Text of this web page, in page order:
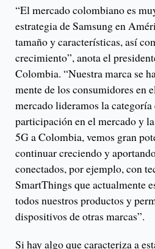
“El mercado colombiano es
estrategia de Samsung en
tamaño y características, así
crecimiento”, anota el
Colombia. “Nuestra marca se
mente de los consumidores en
mercado lideramos la
participación en el mercado y
5G a Colombia, vemos gran
continuar creciendo y
conectados, por ejemplo, con
SmartThings que actualmente
todos nuestros productos y
dispositivos de otras marcas”.
Si hay algo que caracteriza a